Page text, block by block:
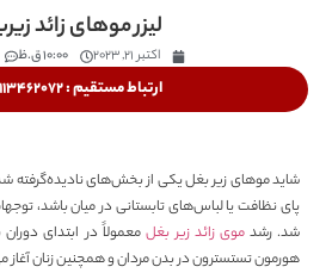
لیزر موهای زائد
اکتبر 21, 2023 10:00 ق.ظ
ارتباط مستقیم : 09113462072
شاید موهای زیر بغل یکی از بخش‌های نادیده‌گرفته
پای نظافت یا لباس‌های تابستانی در میان باشد،
شد. رشدموی زائد زیر بغل معمولاً در ابتدای
هورمون تستسترون در بدن مردان و همچنین زنان